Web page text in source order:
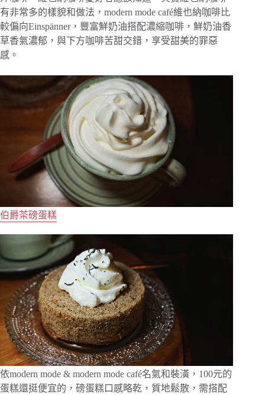
有非常多的樣貌和做法，modern mode café維也納咖啡比
較偏向Einspänner，豐富鮮奶油搭配濃縮咖啡，鮮奶油香
草香氣濃郁，與下方咖啡苦甜交錯，享受甜美的罪惡
感。
伯爵茶磅蛋糕
依modern mode & modern mode café名氣和裝潢，100元的
蛋糕還挺便宜的，磅蛋糕口感略乾，質地鬆散，需搭配